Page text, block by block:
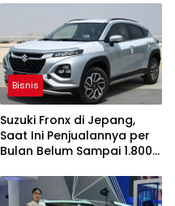
Bisnis
Suzuki Fronx di Jepang,
Saat Ini Penjualannya per
Bulan Belum Sampai 1.800